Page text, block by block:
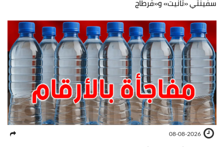
سفينتي «تانيت» و«قرطاج
08-08-2026